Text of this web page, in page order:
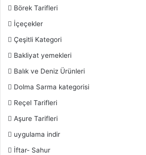
Börek Tarifleri
İçeçekler
Çeşitli Kategori
Bakliyat yemekleri
Balık ve Deniz Ürünleri
Dolma Sarma kategorisi
Reçel Tarifleri
Aşure Tarifleri
uygulama indir
İftar- Sahur